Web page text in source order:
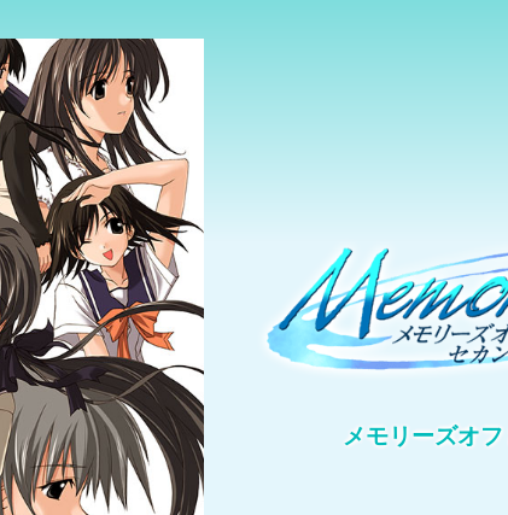
メモリーズオフ